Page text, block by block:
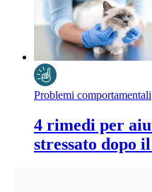
Problemi comportamentali
4 rimedi per
stressato dopo